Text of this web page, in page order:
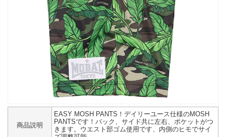
商品説明
EASY MOSH PANTS！デイリーユース仕様のMOSH
PANTSです！バック、サイド共に左右、ポケットがつ
きます。ウエスト部ゴム使用です、内側のヒモでサイ